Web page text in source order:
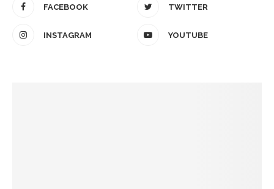
FACEBOOK TWITTER
INSTAGRAM YOUTUBE